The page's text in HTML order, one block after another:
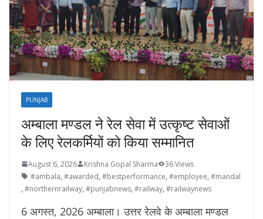
PUNJAB
अम्बाला मण्डल ने रेल सेवा में उत्कृष्ट सेवाओं
के लिए रेलकर्मियों को किया सम्मानित
August 6, 2026 Krishna Gopal Sharma
36 Views
#ambala, #awarded, #bestperformance, #employee, #mandal
, #northernrailway, #punjabnews, #railway, #railwaynews
6 अगस्त, 2026 अम्बाला। उत्तर रेलवे के अम्बाला मण्डल